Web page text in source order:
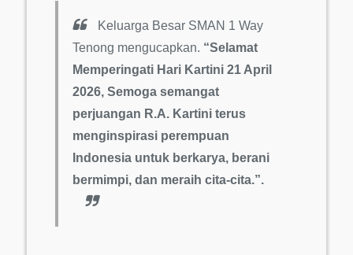
Keluarga Besar SMAN 1 Way
Tenong mengucapkan. “Selamat
Memperingati Hari Kartini 21 April
2026, Semoga semangat
perjuangan R.A. Kartini terus
menginspirasi perempuan
Indonesia untuk berkarya, berani
bermimpi, dan meraih cita-cita.”.